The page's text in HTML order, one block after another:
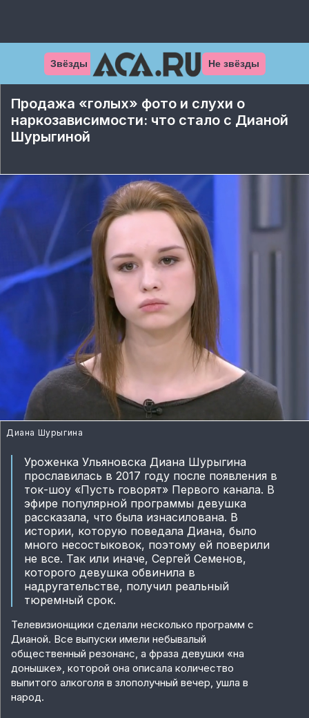
Звёзды Не звёзды
Продажа «голых» фото и слухи о
наркозависимости: что стало с Дианой
Шурыгиной
Диана Шурыгина
Уроженка Ульяновска Диана Шурыгина
прославилась в 2017 году после появления в
ток-шоу «Пусть говорят» Первого канала. В
эфире популярной программы девушка
рассказала, что была изнасилована. В
истории, которую поведала Диана, было
много несостыковок, поэтому ей поверили
не все. Так или иначе, Сергей Семенов,
которого девушка обвинила в
надругательстве, получил реальный
тюремный срок.
Телевизионщики сделали несколько программ с
Дианой. Все выпуски имели небывалый
общественный резонанс, а фраза девушки «на
донышке», которой она описала количество
выпитого алкоголя в злополучный вечер, ушла в
народ.